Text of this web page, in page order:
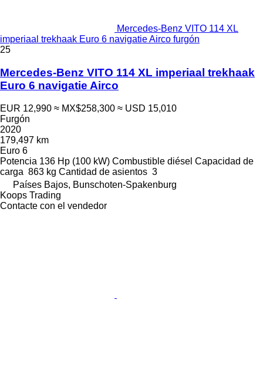
Mercedes-Benz VITO 114 XL
imperiaal trekhaak Euro 6 navigatie Airco furgón
25
Mercedes-Benz VITO 114 XL imperiaal trekhaak
Euro 6 navigatie Airco
EUR 12,990 ≈ MX$258,300 ≈ USD 15,010
Furgón
2020
179,497 km
Euro 6
Potencia 136 Hp (100 kW) Combustible diésel Capacidad de
carga 863 kg Cantidad de asientos 3
Países Bajos, Bunschoten-Spakenburg
Koops Trading
Contacte con el vendedor